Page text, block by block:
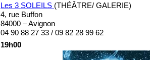
Les 3 SOLEILS (THÉÂTRE/ GALERIE)
4, rue Buffon
84000 – Avignon
04 90 88 27 33 / 09 82 28 99 62
19h00